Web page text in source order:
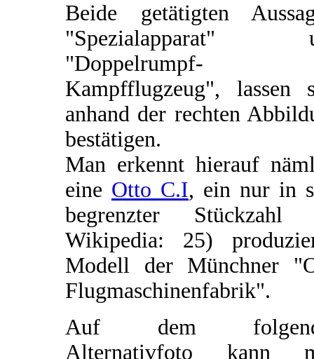
Beide getätigten
"Spezialapparat"
"Doppelrumpf-
Kampfflugzeug", lassen
anhand der rechten
bestätigen.
Man erkennt hierauf
eine Otto C.I, ein nur in
begrenzter Stückzahl
Wikipedia: 25)
Modell der Münchner
Flugmaschinenfabrik".
Auf dem
Alternativfoto kann